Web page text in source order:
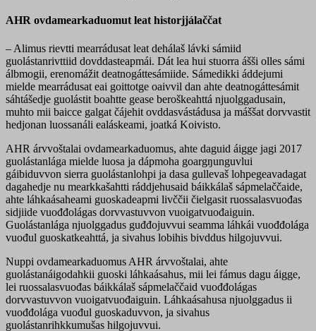
AHR ovdamearkaduomut leat historjjálaččat
– Alimus rievtti mearrádusat leat dehálaš lávki sámiid
guolástanrivttiid dovddasteapmái. Dát lea hui stuorra ášši olles sámi
álbmogii, erenomážit deatnogáttesámiide. Sámedikki áddejumi
mielde mearrádusat eai goittotge oaivvil dan ahte deatnogáttesámit
sáhtášedje guolástit boahtte gease beroškeahttá njuolggadusain,
muhto mii baicce galgat čájehit ovddasvástádusa ja máššat dorvvastit
hedjonan luossanáli ealáskeami, joatká Koivisto.
AHR árvvoštalai ovdamearkaduomus, ahte daguid áigge jagi 2017
guolástanlága mielde luosa ja dápmoha goargŋunguvlui
gáibiduvvon sierra guolástanlohpi ja dasa gullevaš lohpegeavadagat
dagahedje nu mearkkašahtti ráddjehusaid báikkálaš sápmelaččaide,
ahte láhkaásaheami guoskadeapmi livččii čielgasit ruossalasvuođas
sidjiide vuođđolágas dorvvastuvvon vuoigatvuođaiguin.
Guolástanlága njuolggadus guđđojuvvui seamma láhkái vuođđolága
vuođul guoskatkeahttá, ja sivahus lobihis bivddus hilgojuvvui.
Nuppi ovdamearkaduomus AHR árvvoštalai, ahte
guolástanáigodahkii guoski láhkaásahus, mii lei fámus dagu áigge,
lei ruossalasvuođas báikkálaš sápmelaččaid vuođđolágas
dorvvastuvvon vuoigatvuođaiguin. Láhkaásahusa njuolggadus ii
vuođđolága vuođul guoskaduvvon, ja sivahus
guolástanrihkkumušas hilgojuvvui.